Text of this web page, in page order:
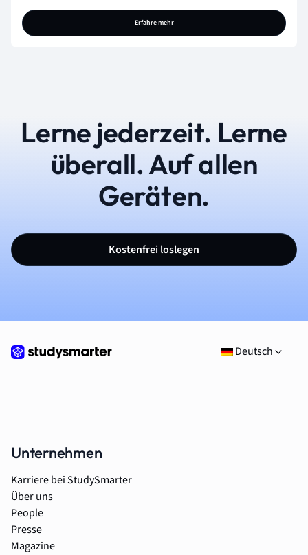
Erfahre mehr
Lerne jederzeit. Lerne
überall. Auf allen
Geräten.
Kostenfrei loslegen
Deutsch
Unternehmen
Karriere bei StudySmarter
Über uns
People
Presse
Magazine